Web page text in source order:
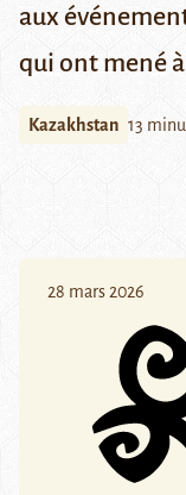
aux
qui ont mené
Kazakhstan 13
28 mars 2026